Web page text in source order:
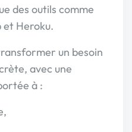
des outils comme
et Heroku.
un besoin
avec une
à :